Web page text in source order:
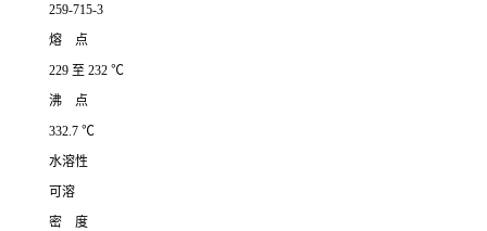
259-715-3
熔 点
229 至 232 ℃
沸 点
332.7 ℃
水溶性
可溶
密 度